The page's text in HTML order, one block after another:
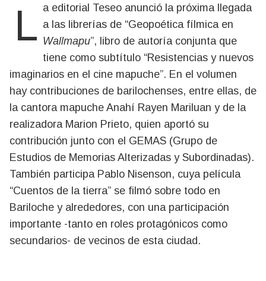
La editorial Teseo anunció la próxima llegada a las librerías de “Geopoética fílmica en
Wallmapu”, libro de autoría conjunta que
tiene como subtítulo “Resistencias y nuevos
imaginarios en el cine mapuche”. En el volumen
hay contribuciones de barilochenses, entre ellas, de
la cantora mapuche Anahí Rayen Mariluan y de la
realizadora Marion Prieto, quien aportó su
contribución junto con el GEMAS (Grupo de
Estudios de Memorias Alterizadas y Subordinadas).
También participa Pablo Nisenson, cuya película
“Cuentos de la tierra” se filmó sobre todo en
Bariloche y alrededores, con una participación
importante -tanto en roles protagónicos como
secundarios- de vecinos de esta ciudad.